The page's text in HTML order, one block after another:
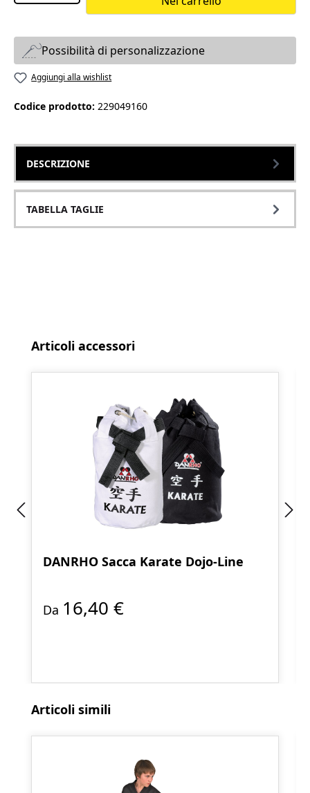
Possibilità di personalizzazione
Aggiungi alla wishlist
Codice prodotto: 229049160
DESCRIZIONE
TABELLA TAGLIE
Salta la galleria dei prodotti
Articoli accessori
DANRHO Sacca Karate Dojo-Line
Da 16,40 €
Salta la galleria dei prodotti
Articoli simili